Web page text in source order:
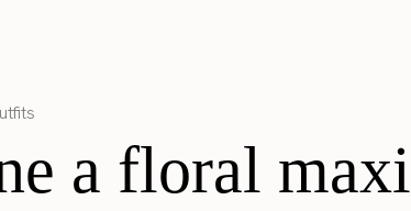
a floral maxi